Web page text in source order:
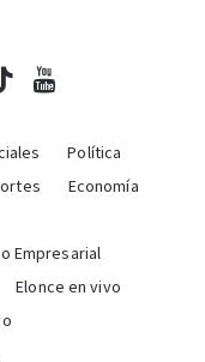
Política
Economía
Empresarial
Elonce en vivo